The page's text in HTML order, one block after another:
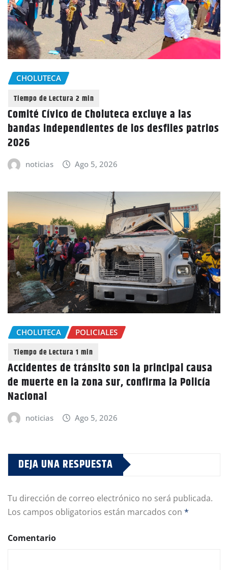
CHOLUTECA
Comité Cívico de Choluteca excluye a las
bandas independientes de los desfiles patrios
2026
noticias Ago 5, 2026
CHOLUTECA POLICIALES
Accidentes de tránsito son la principal causa
de muerte en la zona sur, confirma la Policía
Nacional
noticias Ago 5, 2026
DEJA UNA RESPUESTA
Tu dirección de correo electrónico no será publicada.
Los campos obligatorios están marcados con *
Comentario